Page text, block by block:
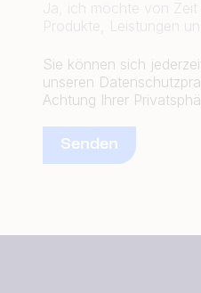
Sie können sich
unseren
Achtung Ihrer